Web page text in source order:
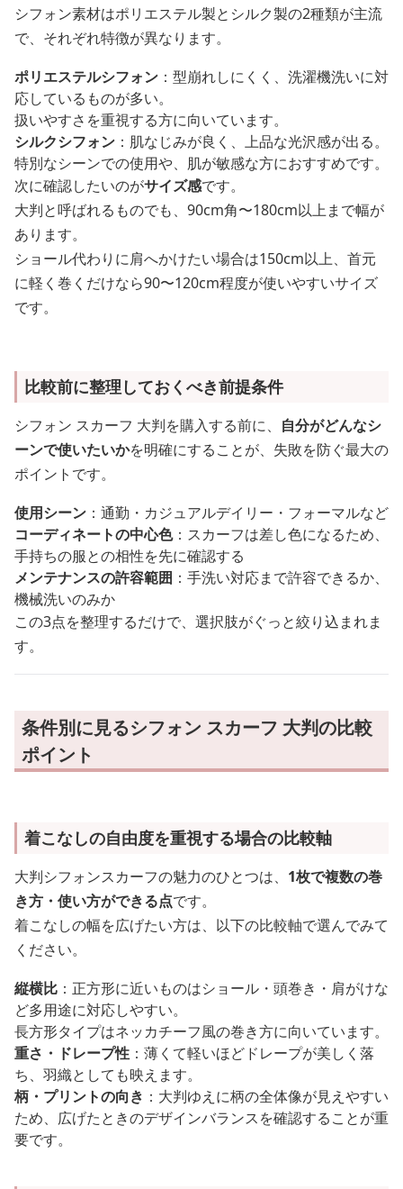
シフォン素材はポリエステル製とシルク製の2種類が主流
で、それぞれ特徴が異なります。
ポリエステルシフォン ：型崩れしにくく、洗濯機洗いに対
応しているものが多い。
扱いやすさを重視する方に向いています。
シルクシフォン ：肌なじみが良く、上品な光沢感が出る。
特別なシーンでの使用や、肌が敏感な方におすすめです。
次に確認したいのがサイズ感です。
大判と呼ばれるものでも、90cm角〜180cm以上まで幅が
あります。
ショール代わりに肩へかけたい場合は150cm以上、首元
に軽く巻くだけなら90〜120cm程度が使いやすいサイズ
です。
比較前に整理しておくべき前提条件
シフォン スカーフ 大判を購入する前に、 自分がどんなシ
ーンで使いたいかを明確にすることが、失敗を防ぐ最大の
ポイントです。
使用シーン ：通勤・カジュアルデイリー・フォーマルなど
コーディネートの中心色：スカーフは差し色になるため、
手持ちの服との相性を先に確認する
メンテナンスの許容範囲 ：手洗い対応まで許容できるか、
機械洗いのみか
この3点を整理するだけで、選択肢がぐっと絞り込まれま
す。
条件別に見るシフォン スカーフ 大判の比較
ポイント
着こなしの自由度を重視する場合の比較軸
大判シフォンスカーフの魅力のひとつは、 1枚で複数の巻
き方・使い方ができる点です。
着こなしの幅を広げたい方は、以下の比較軸で選んでみて
ください。
縦横比 ：正方形に近いものはショール・頭巻き・肩がけな
ど多用途に対応しやすい。
長方形タイプはネッカチーフ風の巻き方に向いています。
重さ・ドレープ性 ：薄くて軽いほどドレープが美しく落
ち、羽織としても映えます。
柄・プリントの向き ：大判ゆえに柄の全体像が見えやすい
ため、広げたときのデザインバランスを確認することが重
要です。